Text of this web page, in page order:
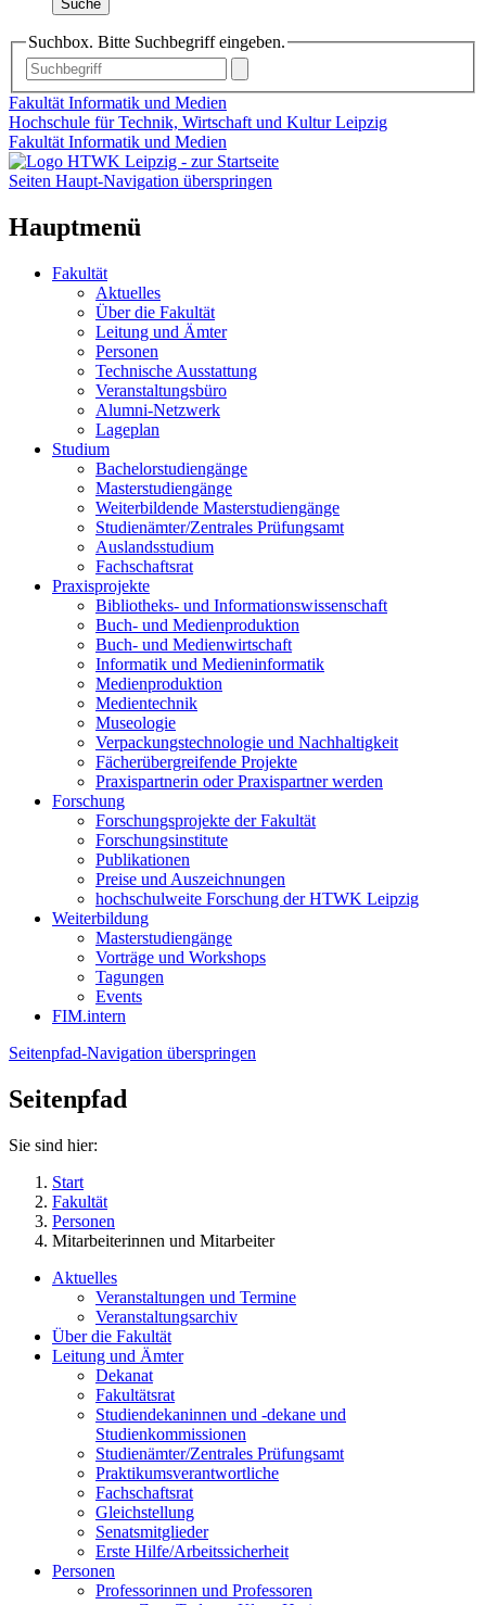
Suche
Suchbox. Bitte Suchbegriff eingeben.
Fakultät Informatik und Medien
Hochschule für Technik, Wirtschaft und Kultur Leipzig
Fakultät Informatik und Medien
Seiten Haupt-Navigation überspringen
Hauptmenü
Fakultät
Aktuelles
Über die Fakultät
Leitung und Ämter
Personen
Technische Ausstattung
Veranstaltungsbüro
Alumni-Netzwerk
Lageplan
Studium
Bachelorstudiengänge
Masterstudiengänge
Weiterbildende Masterstudiengänge
Studienämter/Zentrales Prüfungsamt
Auslandsstudium
Fachschaftsrat
Praxisprojekte
Bibliotheks- und Informationswissenschaft
Buch- und Medienproduktion
Buch- und Medienwirtschaft
Informatik und Medieninformatik
Medienproduktion
Medientechnik
Museologie
Verpackungstechnologie und Nachhaltigkeit
Fächerübergreifende Projekte
Praxispartnerin oder Praxispartner werden
Forschung
Forschungsprojekte der Fakultät
Forschungsinstitute
Publikationen
Preise und Auszeichnungen
hochschulweite Forschung der HTWK Leipzig
Weiterbildung
Masterstudiengänge
Vorträge und Workshops
Tagungen
Events
FIM.intern
Seitenpfad-Navigation überspringen
Seitenpfad
Sie sind hier:
Start
Fakultät
Personen
Mitarbeiterinnen und Mitarbeiter
Aktuelles
Veranstaltungen und Termine
Veranstaltungsarchiv
Über die Fakultät
Leitung und Ämter
Dekanat
Fakultätsrat
Studiendekaninnen und -dekane und
Studienkommissionen
Studienämter/Zentrales Prüfungsamt
Praktikumsverantwortliche
Fachschaftsrat
Gleichstellung
Senatsmitglieder
Erste Hilfe/Arbeitssicherheit
Personen
Professorinnen und Professoren